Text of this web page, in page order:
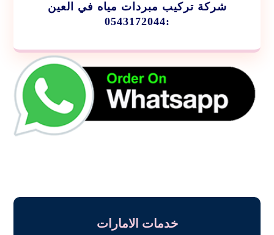
شركة تركيب مبردات مياه في العين
:0543172044
خدمات الامارات